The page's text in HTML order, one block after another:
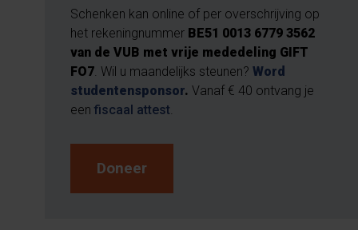
Schenken kan online of per overschrijving op
het rekeningnummer BE51 0013 6779 3562
van de VUB met vrije mededeling GIFT
FO7 . Wil u maandelijks steunen? Word
studentensponsor. Vanaf € 40 ontvang je
een fiscaal attest
Doneer